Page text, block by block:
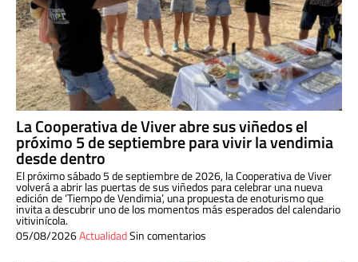
La Cooperativa de Viver abre sus viñedos el
próximo 5 de septiembre para vivir la vendimia
desde dentro
El próximo sábado 5 de septiembre de 2026, la Cooperativa de Viver
volverá a abrir las puertas de sus viñedos para celebrar una nueva
edición de ‘Tiempo de Vendimia’, una propuesta de enoturismo que
invita a descubrir uno de los momentos más esperados del calendario
vitivinícola.
05/08/2026ActualidadSin comentarios